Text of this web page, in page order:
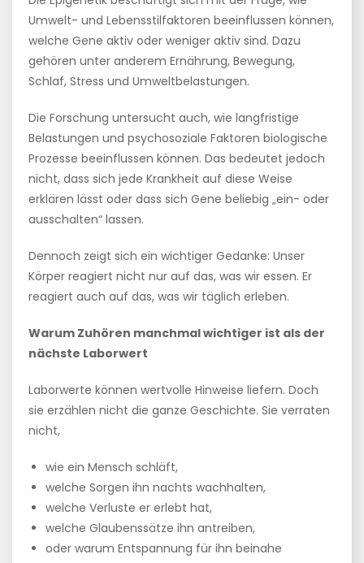
Umwelt- und Lebensstilfaktoren beeinflussen können,
welche Gene aktiv oder weniger aktiv sind. Dazu
gehören unter anderem Ernährung, Bewegung,
Schlaf, Stress und Umweltbelastungen.
Die Forschung untersucht auch, wie langfristige
Belastungen und psychosoziale Faktoren biologische
Prozesse beeinflussen können. Das bedeutet jedoch
nicht, dass sich jede Krankheit auf diese Weise
erklären lässt oder dass sich Gene beliebig „ein- oder
ausschalten“ lassen.
Dennoch zeigt sich ein wichtiger Gedanke: Unser
Körper reagiert nicht nur auf das, was wir essen. Er
reagiert auch auf das, was wir täglich erleben.
Warum Zuhören manchmal wichtiger ist als der
nächste Laborwert
Laborwerte können wertvolle Hinweise liefern. Doch
sie erzählen nicht die ganze Geschichte. Sie verraten
nicht,
wie ein Mensch schläft,
welche Sorgen ihn nachts wachhalten,
welche Verluste er erlebt hat,
welche Glaubenssätze ihn antreiben,
oder warum Entspannung für ihn beinahe